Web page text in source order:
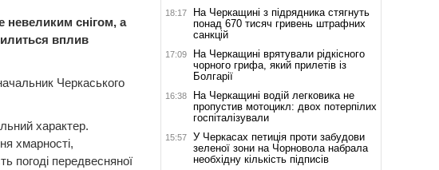
невеликим снігом, а
вплив
Черкаського
характер.
хмарності,
погоді передвесняної
18:17
На Черкащині з підрядника стягнуть
понад 670 тисяч гривень штрафних
санкцій
17:09
На Черкащині врятували рідкісного
чорного грифа, який прилетів із
Болгарії
16:38
На Черкащині водій легковика не
пропустив мотоцикл: двох потерпілих
госпіталізували
15:57
У Черкасах петиція проти забудови
зеленої зони на Чорновола набрала
необхідну кількість підписів